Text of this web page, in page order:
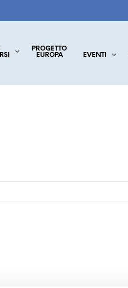
PROGETTO
EUROPA
EVENTI